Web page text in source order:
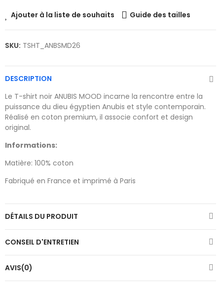
Ajouter à la liste de souhaits Guide des tailles
SKU: TSHT_ANBSMD26
DESCRIPTION
Le T-shirt noir ANUBIS MOOD incarne la rencontre entre la
puissance du dieu égyptien Anubis et style contemporain.
Réalisé en coton premium, il associe confort et design
original.
Informations:
Matière: 100% coton
Fabriqué en France et imprimé à Paris
DÉTAILS DU PRODUIT
CONSEIL D'ENTRETIEN
AVIS(0)